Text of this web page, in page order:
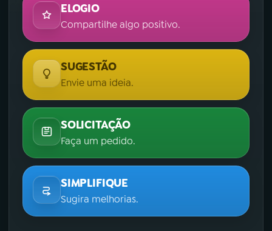
ELOGIO
Compartilhe algo positivo.
SUGESTÃO
Envie uma ideia.
SOLICITAÇÃO
Faça um pedido.
SIMPLIFIQUE
Sugira melhorias.